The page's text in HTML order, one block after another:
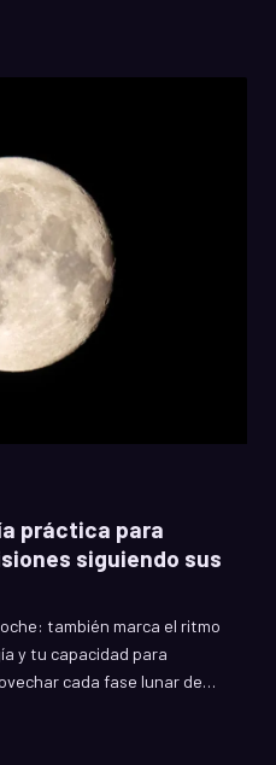
hacer para liberarte
práctica para
siguiendo sus
también marca el ritmo
y tu capacidad para
cada fase lunar de
lo que ya no te sirve en el